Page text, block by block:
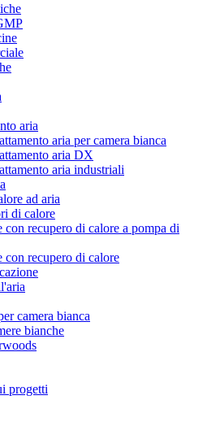
aria
aria per camera bianca
aria DX
aria industriali
ad aria
di calore
con recupero di calore a pompa di
con recupero di calore
camera bianca
bianche
progetti